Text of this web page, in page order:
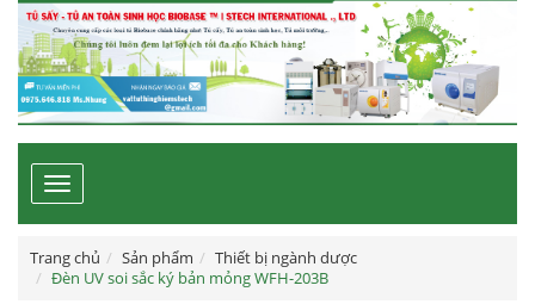
Toggle
navigation
Trang chủ Sản phẩm
Thiết bị ngành dược
Đèn UV soi sắc ký bản mỏng WFH-203B